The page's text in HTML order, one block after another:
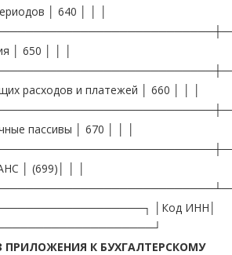
│ 640 │ │ │
│ 650 │ │ │
расходов и платежей │ 660 │ │ │
пассивы │ 670 │ │ │
│ (699)│ │ │
│Код ИНН│
ПРИЛОЖЕНИЯ К БУХГАЛТЕРСКОМУ